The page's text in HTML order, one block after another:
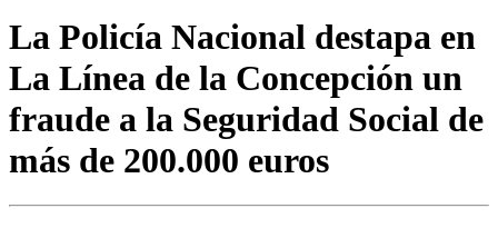
La Policía Nacional destapa en
La Línea de la Concepción un
fraude a la Seguridad Social de
más de 200.000 euros